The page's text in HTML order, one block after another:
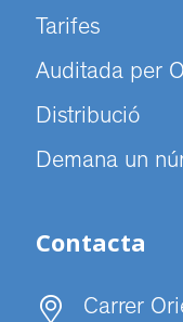
Tarifes
Auditada per
Distribució
Demana un
Contacta
Carrer